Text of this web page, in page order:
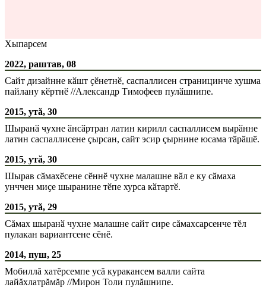
Хыпарсем
2022, раштав, 08
Сайт дизайнне кӑшт ҫӗнетнӗ, саспаллисен страницинче хушма
пайлану кӗртнӗ //Александр Тимофеев пулӑшнипе.
2015, утă, 30
Шыранӑ чухне ӑнсӑртран латин кирилл саспаллисем вырӑнне
латин саспаллисене ҫырсан, сайт эсир ҫырнине юсама тӑрӑшӗ.
2015, утă, 30
Шырав сӑмахӗсене сӗннӗ чухне малашне вӑл е ку сӑмаха
унччен миҫе шыранине тӗпе хурса кӑтартӗ.
2015, утă, 29
Сăмах шыранӑ чухне малашне сайт сире сăмахсарсенче тĕл
пулакан вариантсене сĕнĕ.
2014, пуш, 25
Мобиллă хатĕрсемпе усă куракансем валли сайта
лайăхлатрăмăр //Мирон Толи пулăшнипе.